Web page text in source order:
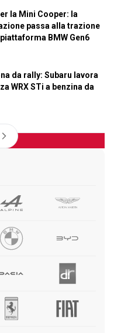
la Mini Cooper: la
passa alla trazione
BMW Gen6
da rally: Subaru lavora
WRX STi a benzina da